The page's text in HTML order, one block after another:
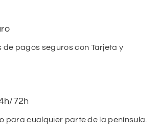
de pagos seguros con Tarjeta y
72h
para cualquier parte de la península.